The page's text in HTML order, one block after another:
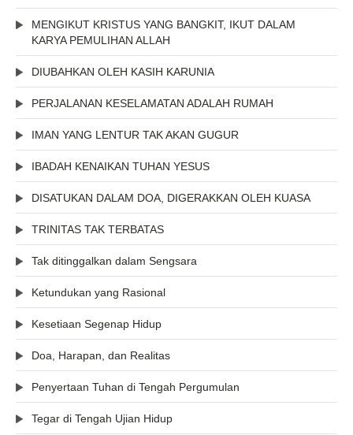
MENGIKUT KRISTUS YANG BANGKIT, IKUT DALAM
KARYA PEMULIHAN ALLAH
DIUBAHKAN OLEH KASIH KARUNIA
PERJALANAN KESELAMATAN ADALAH RUMAH
IMAN YANG LENTUR TAK AKAN GUGUR
IBADAH KENAIKAN TUHAN YESUS
DISATUKAN DALAM DOA, DIGERAKKAN OLEH KUASA
TRINITAS TAK TERBATAS
Tak ditinggalkan dalam Sengsara
Ketundukan yang Rasional
Kesetiaan Segenap Hidup
Doa, Harapan, dan Realitas
Penyertaan Tuhan di Tengah Pergumulan
Tegar di Tengah Ujian Hidup